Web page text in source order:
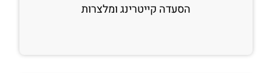
הסעדה קייטרינג ומלצרות